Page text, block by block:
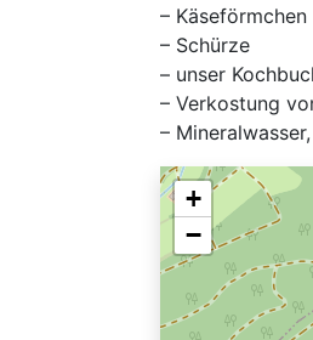
– Käseförmchen
– Schürze
– unser
– Verkostung
–
+
−